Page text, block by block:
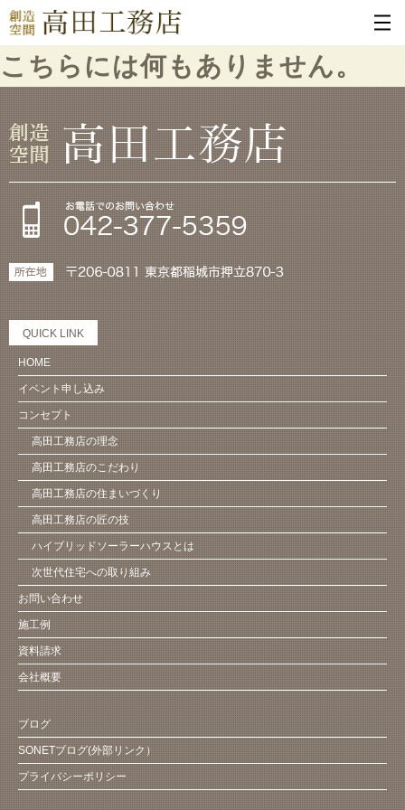
こちらには何もありません。
QUICK LINK
HOME
イベント申し込み
コンセプト
高田工務店の理念
高田工務店のこだわり
高田工務店の住まいづくり
高田工務店の匠の技
ハイブリッドソーラーハウスとは
次世代住宅への取り組み
お問い合わせ
施工例
資料請求
会社概要
ブログ
SONETブログ(外部リンク）
プライバシーポリシー